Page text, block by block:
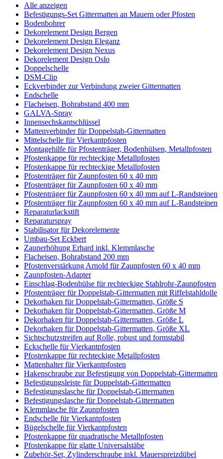
Alle anzeigen
Befestigungs-Set Gittermatten an Mauern oder Pfosten
Bodenbohrer
Dekorelement Design Bergen
Dekorelement Design Eleganz
Dekorelement Design Nexus
Dekorelement Design Oslo
Doppelschelle
DSM-Clip
Eckverbinder zur Verbindung zweier Gittermatten
Endschelle
Flacheisen, Bohrabstand 400 mm
GALVA-Spray
Innensechskantschlüssel
Mattenverbinder für Doppelstab-Gittermatten
Mittelschelle für Vierkantpfosten
Montagehilfe für Pfostenträger, Bodenhülsen, Metallpfosten
Pfostenkappe für rechteckige Metallpfosten
Pfostenkappe für rechteckige Metallpfosten
Pfostenträger für Zaunpfosten 60 x 40 mm
Pfostenträger für Zaunpfosten 60 x 40 mm
Pfostenträger für Zaunpfosten 60 x 40 mm auf L-Randsteinen
Pfostenträger für Zaunpfosten 60 x 40 mm auf L-Randsteinen
Reparaturlackstift
Reparaturspray
Stabilisator für Dekorelemente
Umbau-Set Eckbert
Zaunerhöhung Erhard inkl. Klemmlasche
Flacheisen, Bohrabstand 200 mm
Pfostenverstärkung Arnold für Zaunpfosten 60 x 40 mm
Zaunpfosten-Adapter
Einschlag-Bodenhülse für rechteckige Stahlrohr-Zaunpfosten
Pfostenträger für Doppelstab-Gittermatten mit Riffelstahldolle
Dekorhaken für Doppelstab-Gittermatten, Größe S
Dekorhaken für Doppelstab-Gittermatten, Größe M
Dekorhaken für Doppelstab-Gittermatten, Größe L
Dekorhaken für Doppelstab-Gittermatten, Größe XL
Sichtschutzstreifen auf Rolle, robust und formstabil
Eckschelle für Vierkantpfosten
Pfostenkappe für rechteckige Metallpfosten
Mattenhalter für Vierkantpfosten
Hakenschraube zur Befestigung von Doppelstab-Gittermatten
Befestigungsleiste für Doppelstab-Gittermatten
Befestigungslasche für Doppelstab-Gittermatten
Befestigungslasche für Doppelstab-Gittermatten
Klemmlasche für Zaunpfosten
Endschelle für Vierkantpfosten
Bügelschelle für Vierkantpfosten
Pfostenkappe für quadratische Metallpfosten
Pfostenkappe für glatte Universalstäbe
Zubehör-Set, Zylinderschraube inkl. Mauerspreizdübel